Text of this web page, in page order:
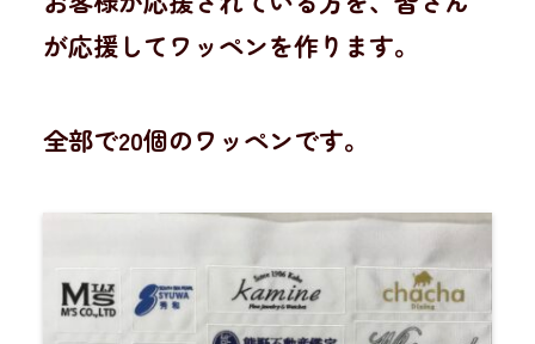
が応援してワッペンを作ります。
全部で20個のワッペンです。